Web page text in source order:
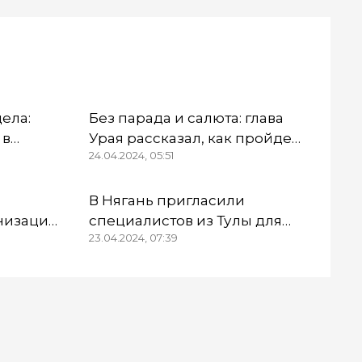
Без парада и салюта: глава
Урая рассказал, как пройдет
Первомай
24.04.2024, 05:51
В Нягань пригласили
специалистов из Тулы для
обследования здания ДК
23.04.2024, 07:39